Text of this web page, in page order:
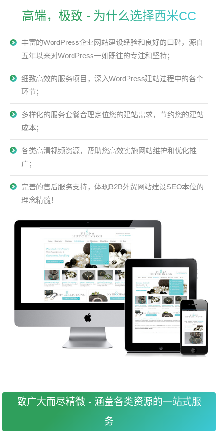
高端，极致 - 为什么选择西米CC
丰富的WordPress企业网站建设经验和良好的口碑，源自
五年以来对WordPress一如既往的专注和坚持；
细致高效的服务项目，深入WordPress建站过程中的各个
环节；
多样化的服务套餐合理定位您的建站需求，节约您的建站
成本；
各类高清视频资源，帮助您高效实施网站维护和优化推
广；
完善的售后服务支持，体现B2B外贸网站建设SEO本位的
理念精髓！
致广大而尽精微 - 涵盖各类资源的一站式服
务